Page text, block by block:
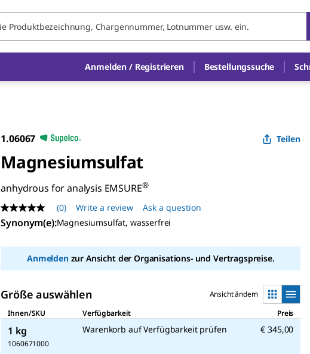
Anmelden / Registrieren Bestellungssuche
1.06067 Teilen
Magnesiumsulfat
anhydrous for analysis EMSURE®
No
rating
value
page
(0) Write a review Ask a question
Synonym(e):Magnesiumsulfat, wasserfrei
Anmeldenzur Ansicht der Organisations- und Vertragspreise.
Größe auswählen
Ansicht ändern
Ihnen/SKU
Verfügbarkeit Preis
1 kg
1060671000
Warenkorb auf Verfügbarkeit prüfen € 345,00